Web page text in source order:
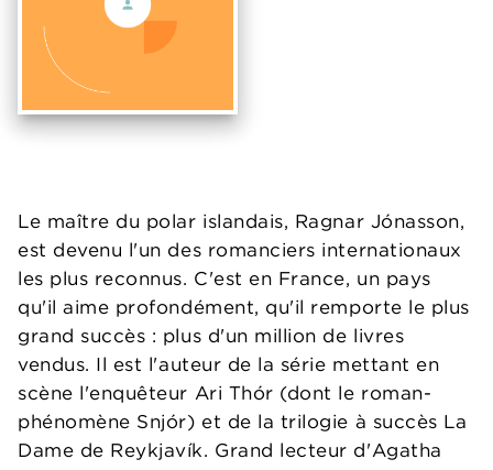
Le maître du polar islandais, Ragnar Jónasson,
est devenu l'un des romanciers internationaux
les plus reconnus. C'est en France, un pays
qu'il aime profondément, qu'il remporte le plus
grand succès : plus d'un million de livres
vendus. Il est l'auteur de la série mettant en
scène l'enquêteur Ari Thór (dont le roman-
phénomène Snjór) et de la trilogie à succès La
Dame de Reykjavík. Grand lecteur d'Agatha